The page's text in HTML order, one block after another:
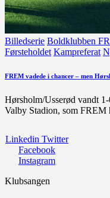
Billedserie Boldklubben
Førsteholdet Kampreferat
FREM vadede i chancer – men
Hørsholm/Usserød vandt
Valby Stadion, som
Linkedin Twitter
Facebook
Instagram
Klubsangen